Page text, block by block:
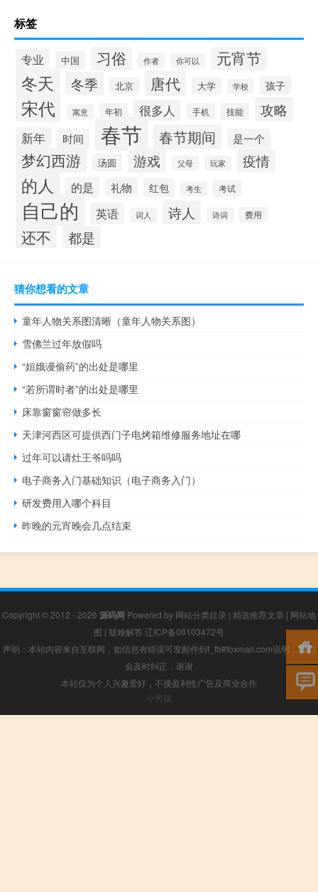
标签
专业 中国 习俗 作者 你可以 元宵节
冬天 冬季 北京 唐代 大学 学校 孩子
宋代 寓意 年初 很多人 手机 技能 攻略
新年 时间 春节 春节期间 是一个
梦幻西游 汤圆 游戏 父母 玩家 疫情
的人 的是 礼物 红包 考生 考试
自己的 英语 词人 诗人 诗词 费用
还不 都是
猜你想看的文章
童年人物关系图清晰（童年人物关系图）
雪佛兰过年放假吗
“姮娥谩偷药”的出处是哪里
“若所谓时者”的出处是哪里
床靠窗窗帘做多长
天津河西区可提供西门子电烤箱维修服务地址在哪
过年可以请灶王爷吗吗
电子商务入门基础知识（电子商务入门）
研发费用入哪个科目
昨晚的元宵晚会几点结束
Copyright © 2012 - 2026 源码网 Powered by 网站分类目录 | 精选推荐文章 | 网站地
图 | 疑难解答 辽ICP备08103472号
声明：本站内容来自互联网，如信息有错误可发邮件到f_fb#foxmail.com说明，我们
会及时纠正，谢谢
本站仅为个人兴趣爱好，不接盈利性广告及商业合作
小男孩